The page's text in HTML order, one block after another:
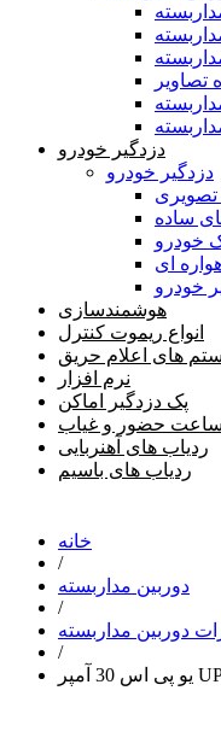
دزدگیر خودرو
دزدگیر خودرو
تصویری
ساده
خودرو
ای
خودرو
هوشمندسازی
انواع ریموت کنترل
های اعلام حریق
نرم افزار
پک دزدگیر اماکن
ساعت حضور و غیاب
ردیاب های آهنربایی
ردیاب های باسیم
خانه
/
دوربین مداربسته
/
دوربین مداربسته
/